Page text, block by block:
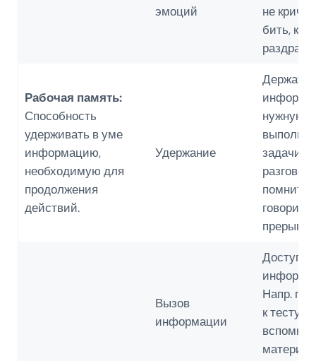
эмоций
не
бить,
Рабочая память:
Способность
удерживать в уме
информацию,
необходимую для
продолжения
действий.
Удержание
Держать
нужную
задачи.
помнить,
Вызов
информации
Доступ к
Напр.
к тесту,